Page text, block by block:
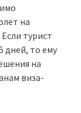
на
турист
дней, то ему
на
виза-